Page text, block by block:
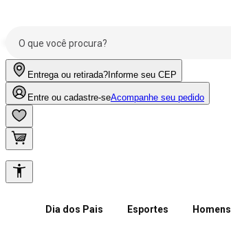
Entrega ou retirada? Informe seu CEP
Entre ou cadastre-seAcompanhe seu pedido
Dia dos Pais Esportes Homens